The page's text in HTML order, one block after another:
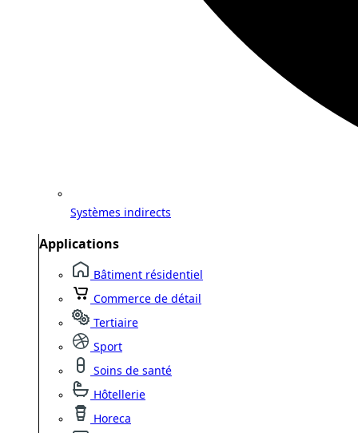
Systèmes indirects
Applications
Bâtiment résidentiel
Commerce de détail
Tertiaire
Sport
Soins de santé
Hôtellerie
Horeca